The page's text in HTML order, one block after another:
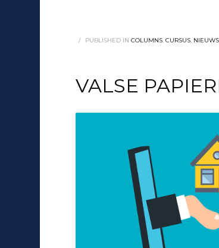
/ PUBLISHED IN COLUMNS, CURSUS, NIEUWS
VALSE